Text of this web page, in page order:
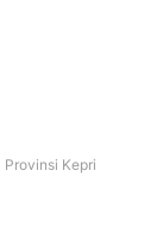
Provinsi Kepri